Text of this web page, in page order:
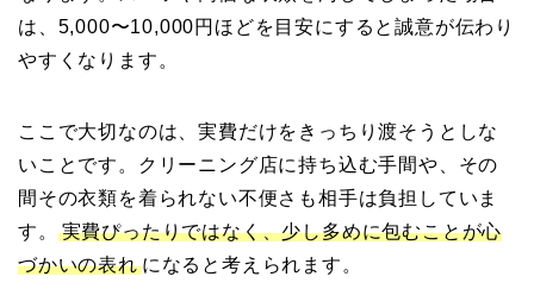
は、5,000〜10,000円ほどを目安にすると誠意が伝わり
やすくなります。
ここで大切なのは、実費だけをきっちり渡そうとしな
いことです。クリーニング店に持ち込む手間や、その
間その衣類を着られない不便さも相手は負担していま
す。
実費ぴったりではなく、少し多めに包むことが心
づかいの表れになると考えられます。